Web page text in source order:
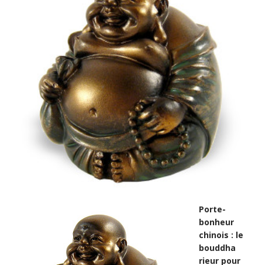
Porte-
bonheur
chinois : le
bouddha
rieur pour